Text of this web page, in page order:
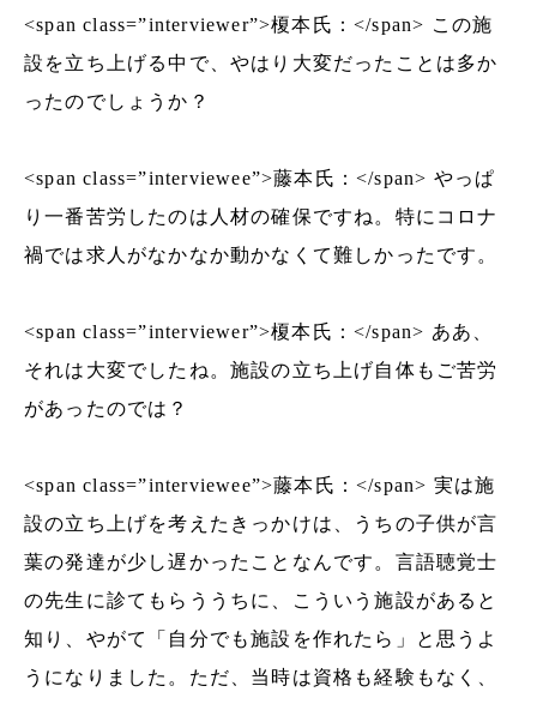
<span class=”interviewer”>榎本氏：</span> この施
設を立ち上げる中で、やはり大変だったことは多か
ったのでしょうか？
<span class=”interviewee”>藤本氏：</span> やっぱ
り一番苦労したのは人材の確保ですね。特にコロナ
禍では求人がなかなか動かなくて難しかったです。
<span class=”interviewer”>榎本氏：</span> ああ、
それは大変でしたね。施設の立ち上げ自体もご苦労
があったのでは？
<span class=”interviewee”>藤本氏：</span> 実は施
設の立ち上げを考えたきっかけは、うちの子供が言
葉の発達が少し遅かったことなんです。言語聴覚士
の先生に診てもらううちに、こういう施設があると
知り、やがて「自分でも施設を作れたら」と思うよ
うになりました。ただ、当時は資格も経験もなく、